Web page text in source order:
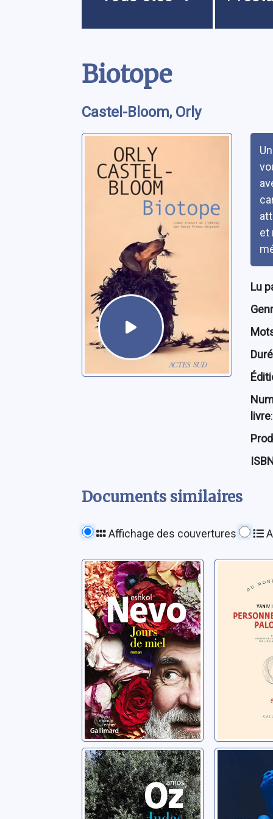
Biotope
Castel-Bloom, Orly
et
Lu
livre:
Documents similaires
Affichage des couvertures
Jours de miel
Nevo, Eshkol
quitte
Iczkovits,
Judas
Oz, Amos Shalev,